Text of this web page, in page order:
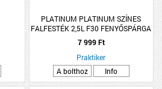
PLATINUM PLATINUM SZÍNES
FALFESTÉK 2,5L F30 FENYŐSPÁRGA
BELT.V.BÁZISÚ R:285087
7 999 Ft
Praktiker
A bolthoz
Info